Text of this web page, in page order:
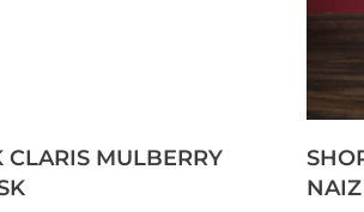
CLARIS MULBERRY
NAIZ